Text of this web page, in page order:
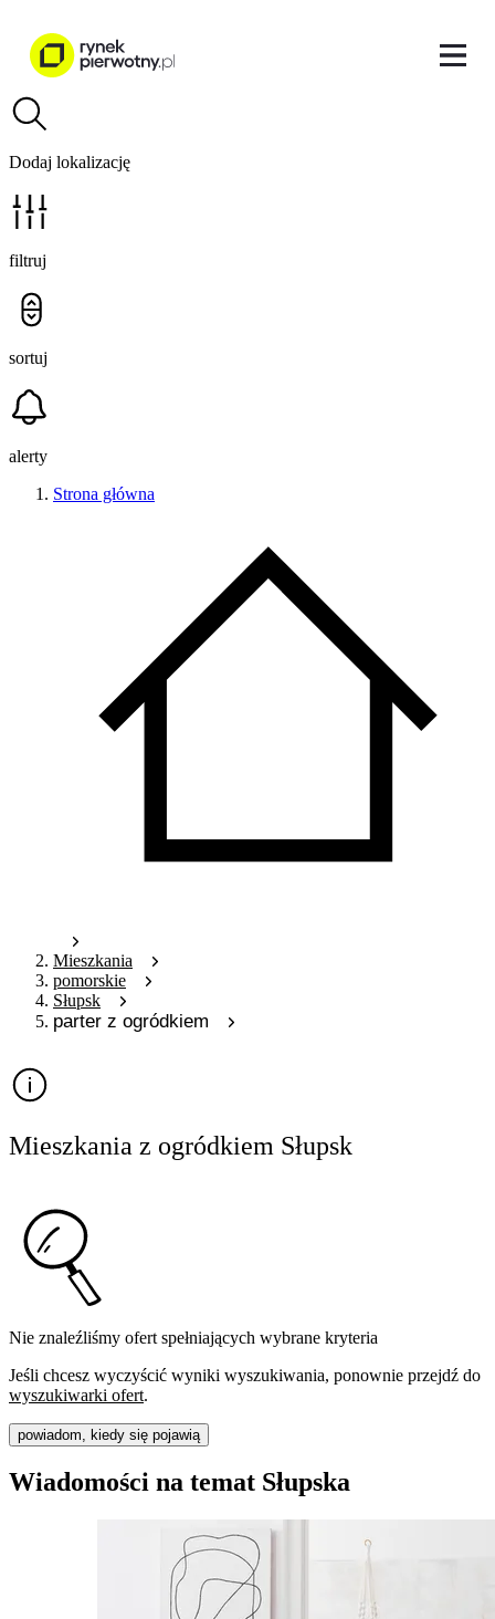
Dodaj lokalizację
filtruj
sortuj
alerty
Strona główna
Mieszkania
pomorskie
Słupsk
parter z ogródkiem
Mieszkania z ogródkiem Słupsk
Nie znaleźliśmy ofert spełniających wybrane kryteria
Jeśli chcesz wyczyścić wyniki wyszukiwania, ponownie przejdź do
wyszukiwarki ofert.
powiadom, kiedy się pojawią
Wiadomości na temat Słupska